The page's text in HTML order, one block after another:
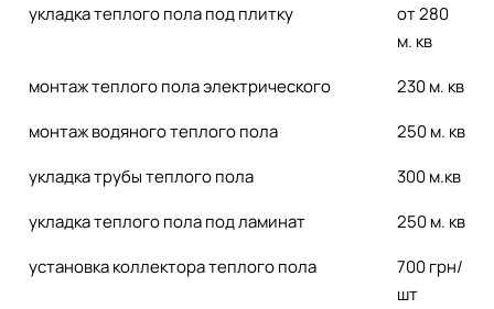
укладка теплого пола под плитку
от 280
м. кв
монтаж теплого пола электрического
230 м. кв
монтаж водяного теплого пола
250 м. кв
укладка трубы теплого пола
300 м.кв
укладка теплого пола под ламинат
250 м. кв
установка коллектора теплого пола
700 грн/
шт